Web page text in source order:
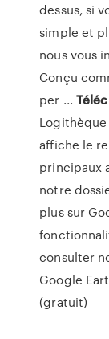
dessus, si
simple et
nous vous
Conçu
per ...
Logithèque
affiche le
principaux
notre
plus sur
consulter
Google
(gratuit)